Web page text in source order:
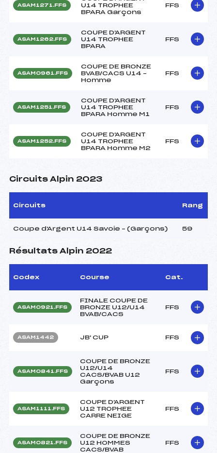
ASAM1271.FFS
U14 TROPHEE
BPARA Garçons
FFS
ASAM1262.FFS
COUPE D'ARGENT
U14 TROPHEE
BPARA
FFS
ASAM0961.FFS
COUPE DE BRONZE
BVAB/CACS U14 –
Homme
FFS
ASAM1251.FFS
COUPE D'ARGENT
U14 TROPHEE
BPARA Homme M1
FFS
ASAM1252.FFS
COUPE D'ARGENT
U14 TROPHEE
BPARA Homme M2
FFS
Circuits Alpin 2023
Circuits Rang
Coupe d'Argent U14 Savoie – (Garçons) 59
Résultats Alpin 2022
Codex Course Cat.
ASAM0921.FFS
FINALE COUPE DE
BRONZE U12/U14
BVAB/CACS
FFS
ASAM1442 JB' CUP FFS
ASAM0841.FFS
COUPE DE BRONZE
U12/U14
CACS/BVAB U12
Garçons
FFS
ASAM1111.FFS
COUPE D'ARGENT
U12 TROPHEE
CARRE NEIGE
FFS
ASAM0821.FFS
COUPE DE BRONZE
U12 HOMMES
CACS/BVAB
FFS